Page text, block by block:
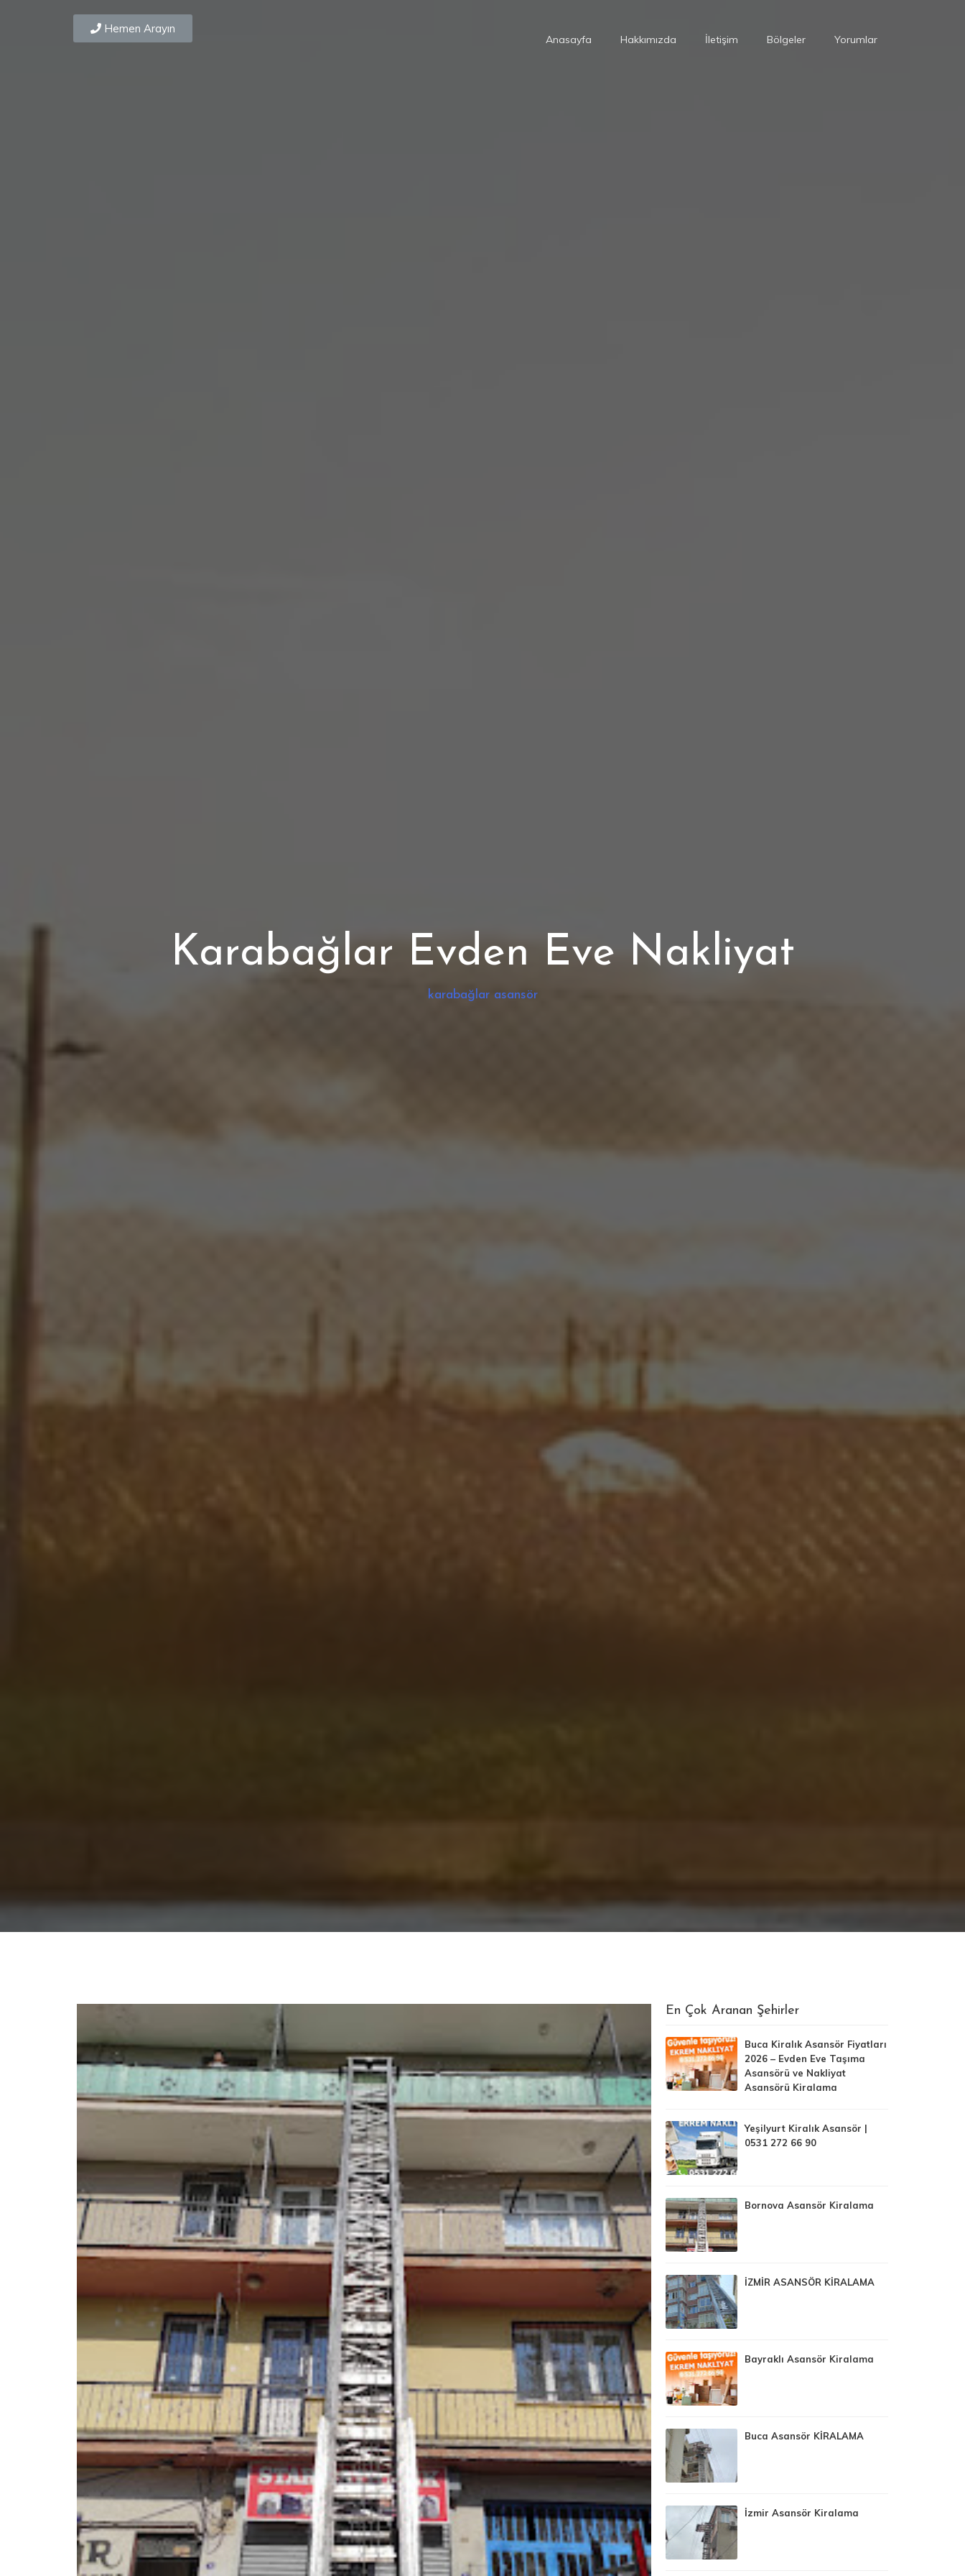
Hemen Arayın
Anasayfa Hakkımızda İletişim Bölgeler Yorumlar
Karabağlar Evden Eve Nakliyat
karabağlar asansör
En Çok Aranan Şehirler
Buca Kiralık Asansör Fiyatları
2026 – Evden Eve Taşıma
Asansörü ve Nakliyat
Asansörü Kiralama
Yeşilyurt Kiralık Asansör |
0531 272 66 90
Bornova Asansör Kiralama
İZMİR ASANSÖR KİRALAMA
Bayraklı Asansör Kiralama
Buca Asansör KİRALAMA
İzmir Asansör Kiralama